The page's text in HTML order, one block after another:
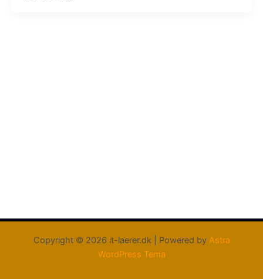
Copyright © 2026 it-laerer.dk | Powered by Astra
WordPress Tema